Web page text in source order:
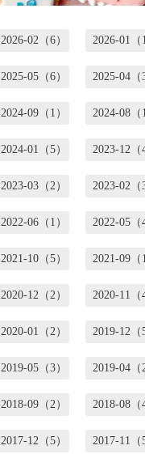
2026-02（6） 2026-01（
2025-05（6） 2025-04（
2024-09（1） 2024-08（
2024-01（5） 2023-12（
2023-03（2） 2023-02（
2022-06（1） 2022-05（
2021-10（5） 2021-09（
2020-12（2） 2020-11（
2020-01（2） 2019-12（
2019-05（3） 2019-04（
2018-09（2） 2018-08（
2017-12（5） 2017-11（